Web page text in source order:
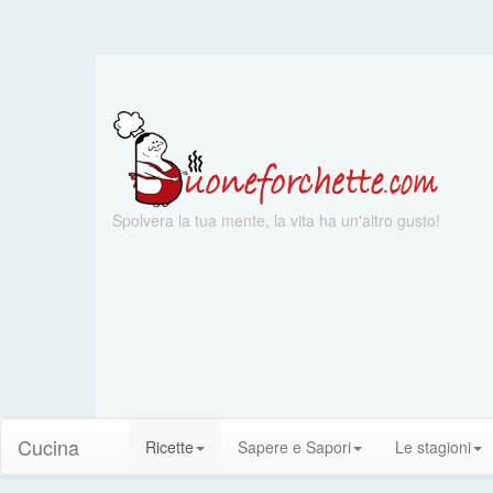
Spolvera la tua mente, la vita ha un'altro gusto!
Cucina Ricette Sapere e Sapori Le stagioni